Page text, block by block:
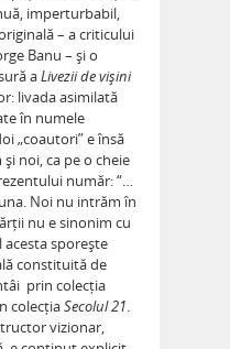
imperturbabil,
– a criticului
Banu – și o
aLivezii de vișini
livada asimilată
în numele
„coautori” e însă
noi, ca pe o cheie
număr: “…
Noi nu intrăm în
nu e sinonim cu
sporește
constituită de
prin colecția
colecțiaSecolul 21.
vizionar,